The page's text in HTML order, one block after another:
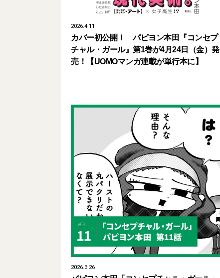
2026.4.11
カバー初公開！ パピヨン本田『コンセプ
チャル・ガール』第1巻が4月24日（金）発
売！【UOMOマンガ連載が単行本に】
2026.3.26